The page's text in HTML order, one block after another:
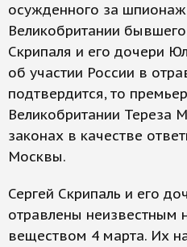
осужденного за
Великобритании
Скрипаля и его дочери
об участии России в
подтвердится, то
Великобритании Тереза
законах в качестве
Москвы.
Сергей Скрипаль и его
отравлены неизвестным
веществом 4 марта. Их